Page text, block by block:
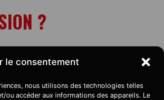
le consentement
nous utilisons des technologies telles
ou accéder aux informations des appareils. Le
?
chasseur de zombies ou
est faite pour vous